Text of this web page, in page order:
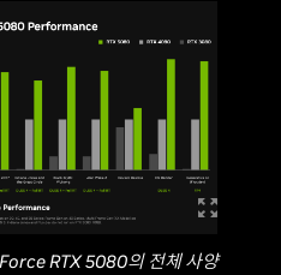
RTX 5080의 전체 사양